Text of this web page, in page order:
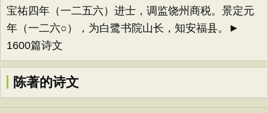
宝祐四年（一二五六）进士，调监饶州商税。景定元
年（一二六○），为白鹭书院山长，知安福县。►
1600篇诗文
陈著的诗文